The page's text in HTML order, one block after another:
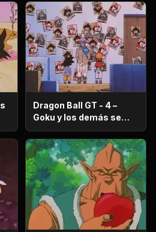
Dragon Ball GT - 4 –
Goku y los demás se
convierten en
criminales